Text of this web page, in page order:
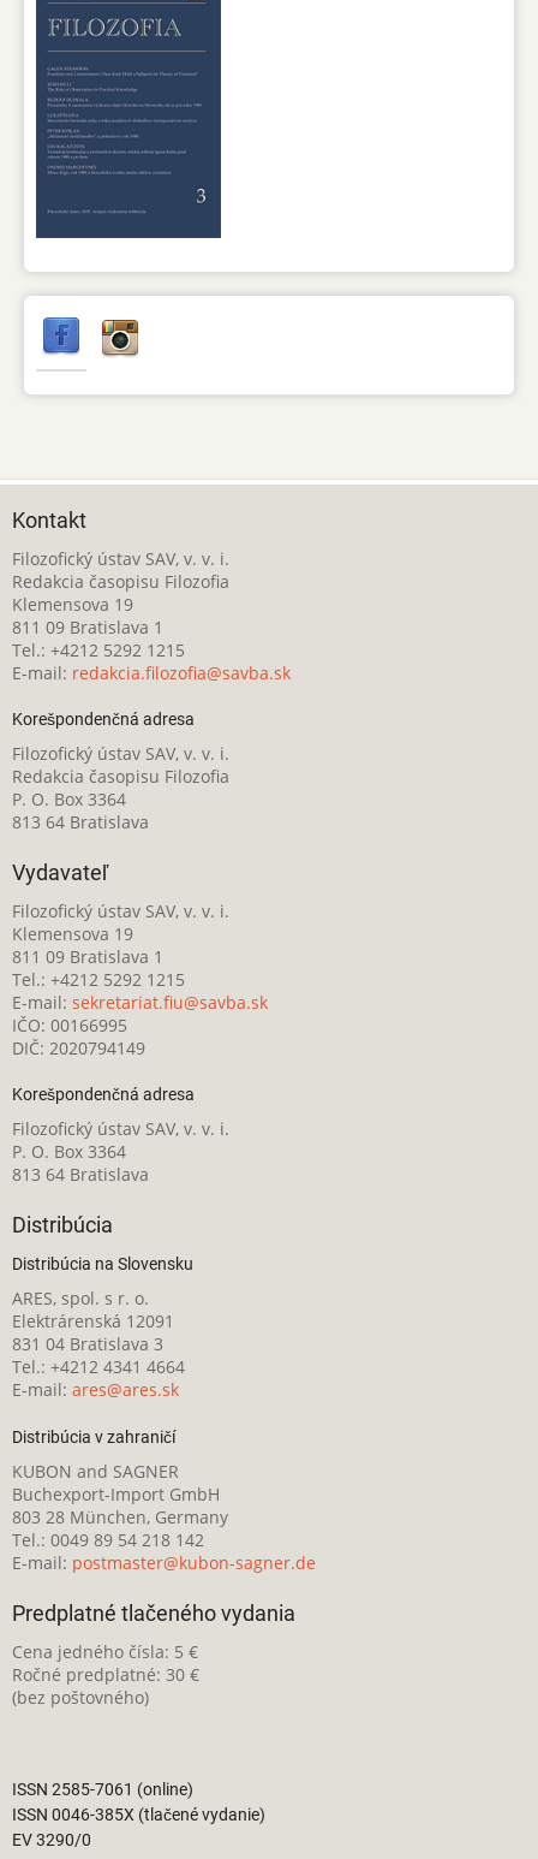
Kontakt
Filozofický ústav SAV, v. v. i.
Redakcia časopisu Filozofia
Klemensova 19
811 09 Bratislava 1
Tel.: +4212 5292 1215
E-mail: redakcia.filozofia@savba.sk
Korešpondenčná adresa
Filozofický ústav SAV, v. v. i.
Redakcia časopisu Filozofia
P. O. Box 3364
813 64 Bratislava
Vydavateľ
Filozofický ústav SAV, v. v. i.
Klemensova 19
811 09 Bratislava 1
Tel.: +4212 5292 1215
E-mail: sekretariat.fiu@savba.sk
IČO: 00166995
DIČ: 2020794149
Korešpondenčná adresa
Filozofický ústav SAV, v. v. i.
P. O. Box 3364
813 64 Bratislava
Distribúcia
Distribúcia na Slovensku
ARES, spol. s r. o.
Elektrárenská 12091
831 04 Bratislava 3
Tel.: +4212 4341 4664
E-mail: ares@ares.sk
Distribúcia v zahraničí
KUBON and SAGNER
Buchexport-Import GmbH
803 28 München, Germany
Tel.: 0049 89 54 218 142
E-mail: postmaster@kubon-sagner.de
Predplatné tlačeného vydania
Cena jedného čísla: 5 €
Ročné predplatné: 30 €
(bez poštovného)
ISSN 2585-7061 (online)
ISSN 0046-385X (tlačené vydanie)
EV 3290/0